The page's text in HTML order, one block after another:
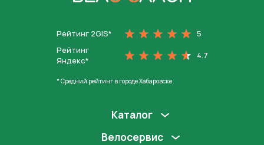
Рейтинг 2GIS*
5
Рейтинг
Яндекс*
4.7
* Средний рейтинг в городе Хабаровске
Каталог
Велосервис